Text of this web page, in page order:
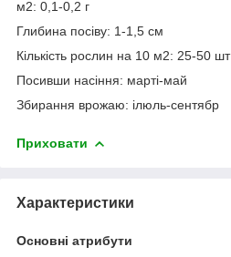
м2: 0,1-0,2 г
Глибина посіву: 1-1,5 см
Кількість рослин на 10 м2: 25-50 шт
Посивши насіння: марті-май
Збирання врожаю: ілюль-сентябр
Приховати
Характеристики
Основні атрибути